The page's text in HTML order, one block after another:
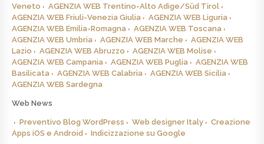
Veneto
AGENZIA WEB Trentino-Alto Adige/Süd Tirol
AGENZIA WEB Friuli-Venezia Giulia
AGENZIA WEB Liguria
AGENZIA WEB Emilia-Romagna
AGENZIA WEB Toscana
AGENZIA WEB Umbria
AGENZIA WEB Marche
AGENZIA WEB
Lazio
AGENZIA WEB Abruzzo
AGENZIA WEB Molise
AGENZIA WEB Campania
AGENZIA WEB Puglia
AGENZIA WEB
Basilicata
AGENZIA WEB Calabria
AGENZIA WEB Sicilia
AGENZIA WEB Sardegna
Web News
Preventivo Blog WordPress Web designer Italy
Creazione
Apps iOS e Android
Indicizzazione su Google